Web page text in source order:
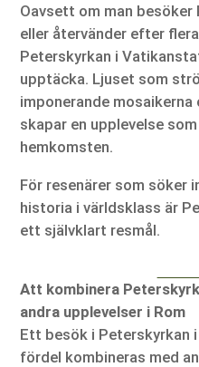
Oavsett om man
eller återvänder efter
Peterskyrkan i
upptäcka. Ljuset som
imponerande
skapar en upplevelse
hemkomsten.
För resenärer som söker
historia i världsklass är
ett självklart resmål.
Att kombinera
andra upplevelser i Rom
Ett besök i Peterskyrkan
fördel kombineras med